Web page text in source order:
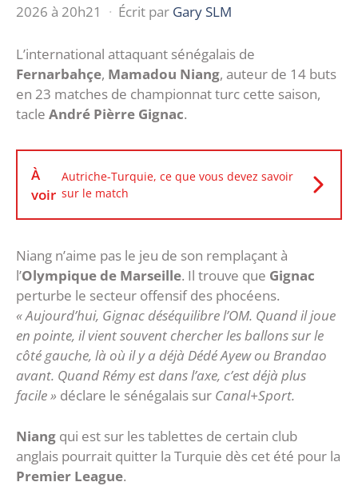
2026 à 20h21
· Écrit par Gary SLM
L’international attaquant sénégalais de
Fernarbahçe, Mamadou Niang, auteur de 14 buts
en 23 matches de championnat turc cette saison,
tacle André Pièrre Gignac.
À
voir
Autriche-Turquie, ce que vous devez savoir
sur le match
Niang n’aime pas le jeu de son remplaçant à
l’Olympique de Marseille. Il trouve que Gignac
perturbe le secteur offensif des phocéens.
« Aujourd’hui, Gignac déséquilibre l’OM. Quand il joue
en pointe, il vient souvent chercher les ballons sur le
côté gauche, là où il y a déjà Dédé Ayew ou Brandao
avant. Quand Rémy est dans l’axe, c’est déjà plus
facile » déclare le sénégalais sur Canal+Sport.
Niang qui est sur les tablettes de certain club
anglais pourrait quitter la Turquie dès cet été pour la
Premier League.